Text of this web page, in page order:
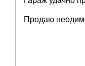
Продаю